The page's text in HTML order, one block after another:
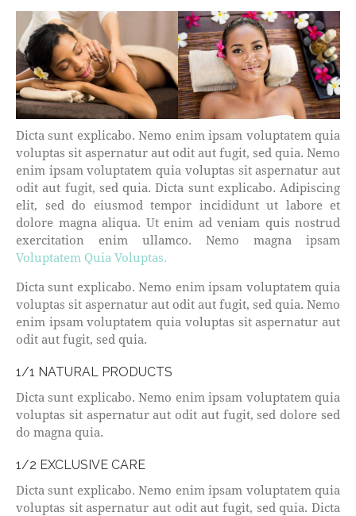
Dicta sunt explicabo. Nemo enim ipsam voluptatem quia
voluptas sit aspernatur aut odit aut fugit, sed quia. Nemo
enim ipsam voluptatem quia voluptas sit aspernatur aut
odit aut fugit, sed quia. Dicta sunt explicabo. Adipiscing
elit, sed do eiusmod tempor incididunt ut labore et
dolore magna aliqua. Ut enim ad veniam quis nostrud
exercitation enim ullamco. Nemo magna ipsam
Voluptatem Quia Voluptas.
Dicta sunt explicabo. Nemo enim ipsam voluptatem quia
voluptas sit aspernatur aut odit aut fugit, sed quia. Nemo
enim ipsam voluptatem quia voluptas sit aspernatur aut
odit aut fugit, sed quia.
1/1 NATURAL PRODUCTS
Dicta sunt explicabo. Nemo enim ipsam voluptatem quia
voluptas sit aspernatur aut odit aut fugit, sed dolore sed
do magna quia.
1/2 EXCLUSIVE CARE
Dicta sunt explicabo. Nemo enim ipsam voluptatem quia
voluptas sit aspernatur aut odit aut fugit, sed quia. Dicta